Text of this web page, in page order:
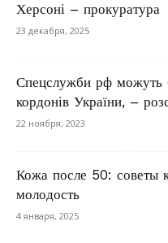
Херсоні – прокуратура
23 декабря, 2025
Спецслужби рф можуть
кордонів України, –
22 ноября, 2023
Кожа после 50: советы
молодость
4 января, 2025